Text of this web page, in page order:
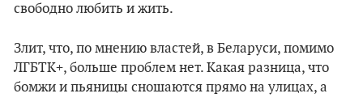
свободно любить и жить.
Злит, что, по мнению властей, в Беларуси, помимо
ЛГБТК+, больше проблем нет. Какая разница, что
бомжи и пьяницы сношаются прямо на улицах, а